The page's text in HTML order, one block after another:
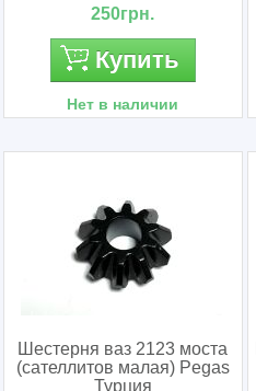
250грн.
Купить
Нет в наличии
Шестерня ваз 2123 моста
(сателлитов малая) Pegas
Турция